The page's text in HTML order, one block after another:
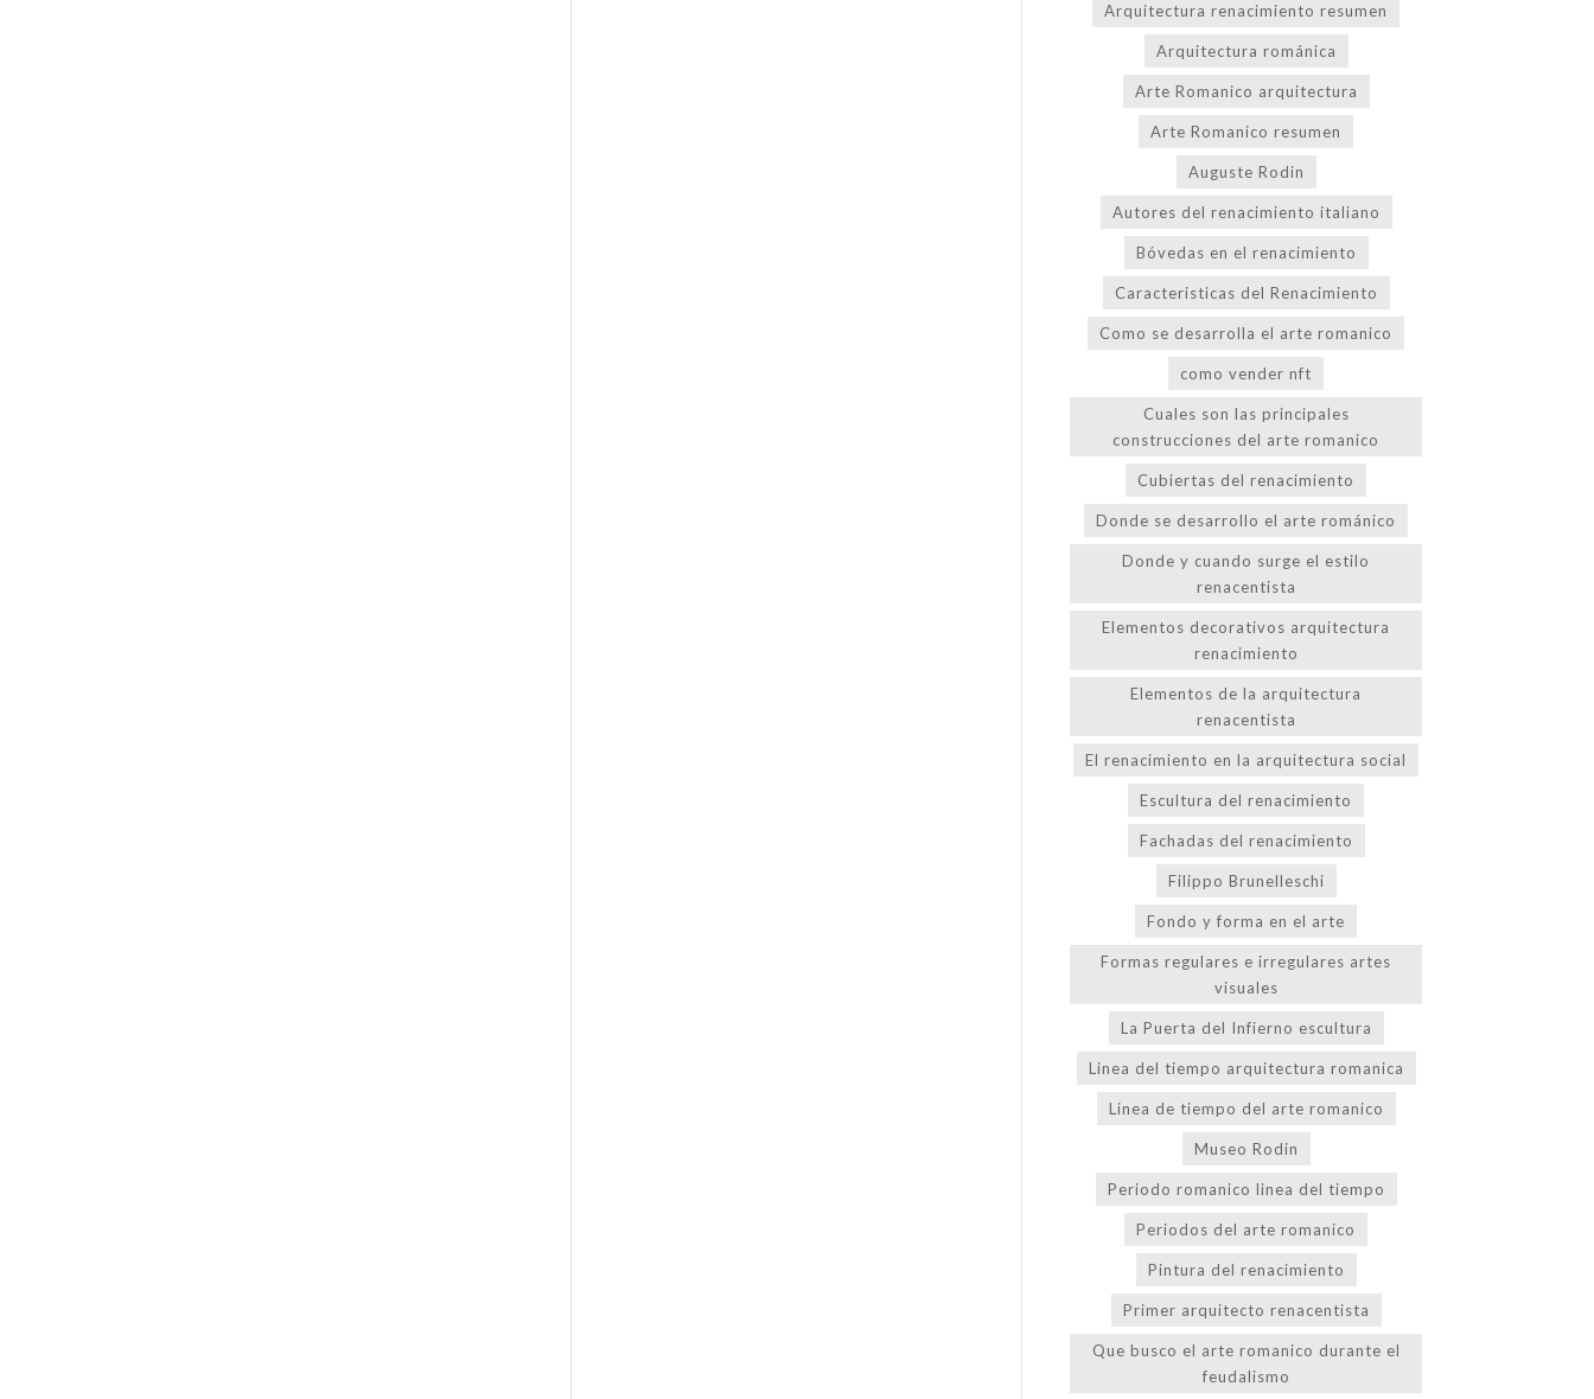
Arquitectura renacimiento resumen
Arquitectura románica
Arte Romanico arquitectura
Arte Romanico resumen
Auguste Rodin
Autores del renacimiento italiano
Bóvedas en el renacimiento
Caracteristicas del Renacimiento
Como se desarrolla el arte romanico
como vender nft
Cuales son las principales
construcciones del arte romanico
Cubiertas del renacimiento
Donde se desarrollo el arte románico
Donde y cuando surge el estilo
renacentista
Elementos decorativos arquitectura
renacimiento
Elementos de la arquitectura
renacentista
El renacimiento en la arquitectura social
Escultura del renacimiento
Fachadas del renacimiento
Filippo Brunelleschi
Fondo y forma en el arte
Formas regulares e irregulares artes
visuales
La Puerta del Infierno escultura
Linea del tiempo arquitectura romanica
Linea de tiempo del arte romanico
Museo Rodin
Periodo romanico linea del tiempo
Periodos del arte romanico
Pintura del renacimiento
Primer arquitecto renacentista
Que busco el arte romanico durante el
feudalismo